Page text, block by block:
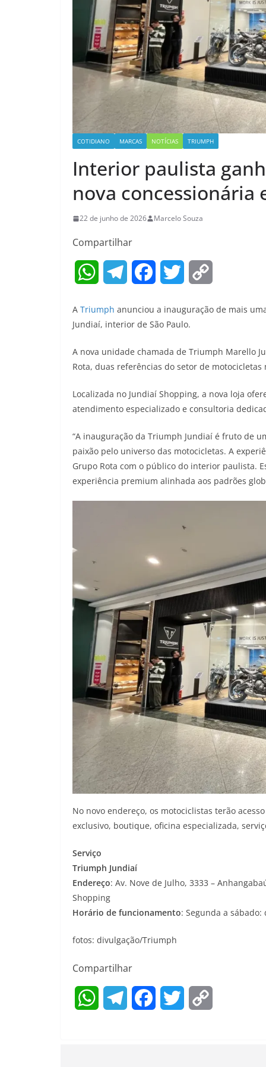
COTIDIANO MARCAS NOTÍCIAS TRIUMPH
Interior paulista
nova concessionária
22 de junho de 2026 Marcelo Souza
Compartilhar
W
a
s
A
p
p
l
g
r
a
m
c
b
o
o
k
i
t
e
r
L
i
n
k
A Triumph anunciou a inauguração de mais
Jundiaí, interior de São Paulo.
A nova unidade chamada de Triumph Marello
Rota, duas referências do setor de motocicletas
Localizada no Jundiaí Shopping, a nova loja
atendimento especializado e consultoria
“A inauguração da Triumph Jundiaí é fruto de
paixão pelo universo das motocicletas. A
Grupo Rota com o público do interior paulista.
experiência premium alinhada aos padrões
No novo endereço, os motociclistas terão
exclusivo, boutique, oficina especializada,
Serviço
Triumph Jundiaí
Endereço: Av. Nove de Julho, 3333 –
Shopping
Horário de funcionamento: Segunda a
fotos: divulgação/Triumph
Compartilhar
W